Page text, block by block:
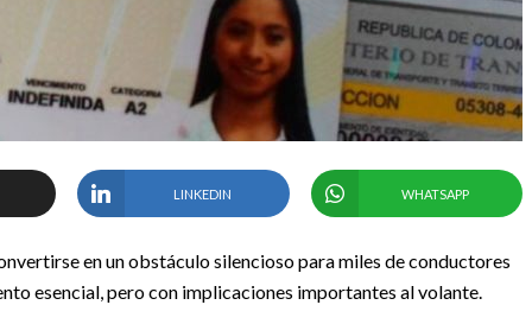
LINKEDIN WHATSAPP
en un obstáculo silencioso para miles de conductores
esencial, pero con implicaciones importantes al volante.